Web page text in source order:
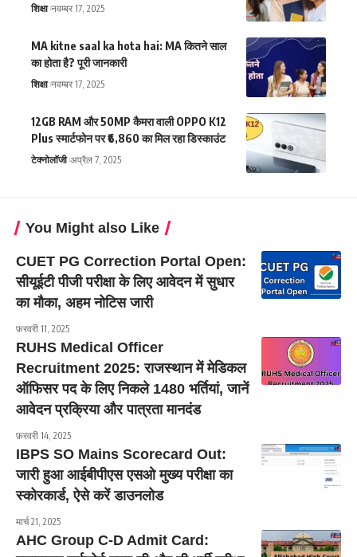
शिक्षा नवम्बर 17, 2025
MA kitne saal ka hota hai: MA कितने साल
का होता है? पूरी जानकारी
शिक्षा नवम्बर 17, 2025
12GB RAM और 50MP कैमरा वाली OPPO K12
Plus स्मार्टफोन पर ₹6,860 का मिल रहा डिस्काउंट
टेक्नोलॉजी अप्रैल 7, 2025
You Might also Like
CUET PG Correction Portal Open:
सीयूईटी पीजी परीक्षा के लिए आवेदन में सुधार
का मौका, अहम नोटिस जारी
फ़रवरी 11, 2025
RUHS Medical Officer
Recruitment 2025: राजस्थान में मेडिकल
ऑफिसर पद के लिए निकले 1480 भर्तियां, जानें
आवेदन प्रक्रिया और पात्रता मानदंड
फ़रवरी 14, 2025
IBPS SO Mains Scorecard Out:
जारी हुआ आईबीपीएस एसओ मुख्य परीक्षा का
स्कोरकार्ड, ऐसे करें डाउनलोड
मार्च 21, 2025
AHC Group C-D Admit Card: